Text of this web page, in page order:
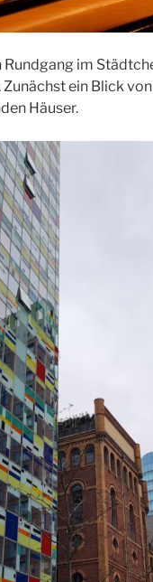
im
Zunächst ein Blick
Häuser.